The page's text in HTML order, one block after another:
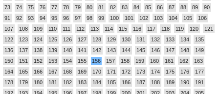
73
74 75 76 77 78 79 80 81 82 83 84 85 86 87 88 89
90
91
92 93 94 95 96 97 98 99 100 101 102 103 104 105
106
107
108 109 110 111 112 113 114 115 116 117 118 119 120
121
122
123 124 125 126 127 128 129 130 131 132 133 134
135
136
137 138 139 140 141 142 143 144 145 146 147 148
149
150
151 152 153 154 155 156 157 158 159 160 161 162
163
164
165 166 167 168 169 170 171 172 173 174 175 176
177
178
179 180 181 182 183 184 185 186 187 188 189 190
191
192
193 194 195 196 197 198 199 200 201 202 203 204
205